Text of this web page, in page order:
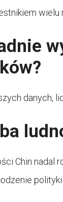
wielu
danych,
Chin nadal